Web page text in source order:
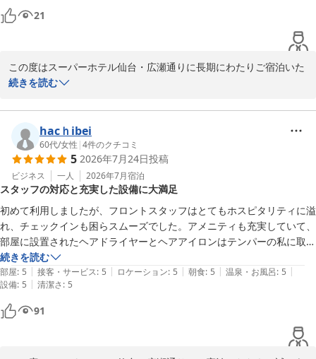
ご多忙のなか、貴重なお時間を割いてクチコミをご投稿いただきあ
りがとうございます。夏の仙台は七夕祭りも控え、一層活気ある時
期となります。またのお越しをスタッフ一同心よりお待ち申し上げ
ております。
2026-08-02
洗い場が３つ、浴槽も大の大人が３人ギリギリパーソナルスペースを保
って入れるくらいの大きさです。東口や国分町のスーパーホテルと比べ
ここにビジネス利用のおじさんお兄ちゃん、観光や行事利用のご年配が
すし詰めで代わる代わる入るので日を跨いだ時間帯でもゆったりできな
い。
たぶん、夜間稼働中に一度拭き掃除するくらいしないとおそらく解消さ
れないと思われます……。
（たぶん清掃時間に床拭き清掃はしてくれてるとは思うのですが……）
・洗濯機・乾燥機の数が少ない
1階の共用フロアに2台、女性専用フロアに１台(部屋のテレビで台数が
見れる)しかないので、宿泊客が多い日だと争奪戦になる。
酷い時は乾燥機を回していたら途中で放り出されて生乾きのままフロン
トに渡されていて、空くのを待って再度乾燥機に入れたらまた途中で出
されてランドリー内に置かれていた。
宿泊客の民度に期待してはいけないということがよく分かる経験でし
た。
なお、洗濯機は1回200円、乾燥機は無料なのでホテル側のホスピタリ
21
この度はスーパーホテル仙台・広瀬通りに長期にわたりご宿泊いた
だき、誠にありがとうございます。
ご滞在中、温泉の混雑やランドリーご利用時のご不便に関しまし
て、ご期待に沿えず誠に申し訳ございません。特に天然温泉の浴槽
や洗い場の数、深夜や早朝の清潔さについてのご指摘、さらにはラ
ンドリーご利用時のご不快な出来事、真摯に受け止めております。
快適にお過ごしいただけるよう、より良いサービスを目指してまい
ります。
その中でも、当館を「基本的にはとても良いビジホ」とご評価いた
だき、何度もお選びいただきましたことに心より感謝いたします。
また、洗濯乾燥機の無料サービスや、温泉についてもお褒めいただ
き嬉しい限りでございます。当館の天然温泉は美肌や疲労回復にお
すすめで、旅やお仕事の合間にご好評をいただいております。
口コミのご投稿、貴重なお声をありがとうございました。仙台駅や
繁華街からも徒歩圏内と利便性も高く、女性のお客様にも安心して
ご利用いただける施設やアメニティを揃えておりますので、今後も
続きを読む
hacｈibei
60代/女性 |4件のクチコミ
5 2026年7月24日投稿
ビジネス 一人 2026年7月宿泊
スタッフの対応と充実した設備に大満足
初めて利用しましたが、フロントスタッフはとてもホスピタリティに溢
れ、チェックインも困らスムーズでした。アメニティも充実していて、
部屋に設置されたヘアドライヤーとヘアアイロンはテンパーの私に取っ
て本当に有り難く、荷物を少なく行くことができよかったです。お風呂
のお湯も最高によ最近治りかけた骨折の痛みが和らぎ効きそうです。
次回もこちらでお世話になりたいと思います。
続きを読む
部屋: 5 | 接客・サービス: 5 | ロケーション: 5 | 朝食: 5 | 温泉・お風呂: 5 |
設備: 5 | 清潔さ: 5
91